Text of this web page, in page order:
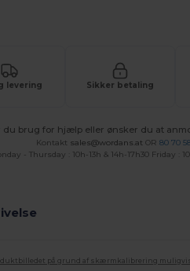
levering Sikker betaling
brug for hjælp eller ønsker du at
Kontakt sales@wordans.at OR80 70
- Thursday : 10h-13h & 14h-17h30 Friday :
på grund af skærmkalibrering